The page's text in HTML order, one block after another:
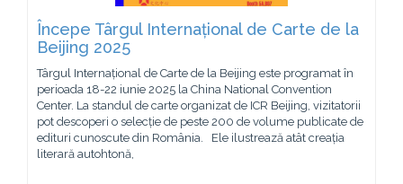
Începe Târgul Internațional de Carte de la
Beijing 2025
Târgul Internațional de Carte de la Beijing este programat în
perioada 18-22 iunie 2025 la China National Convention
Center. La standul de carte organizat de ICR Beijing, vizitatorii
pot descoperi o selecție de peste 200 de volume publicate de
edituri cunoscute din România. Ele ilustrează atât creația
literară autohtonă,